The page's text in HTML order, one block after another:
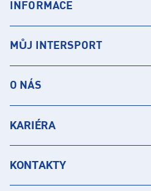
INFORMACE
MŮJ INTERSPORT
O NÁS
KARIÉRA
KONTAKTY